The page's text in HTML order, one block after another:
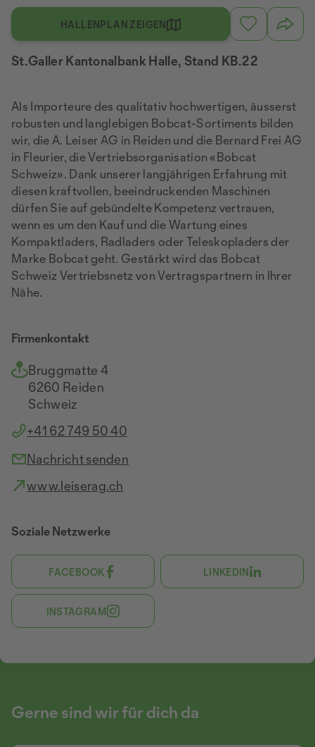
HALLENPLAN ZEIGEN
St.Galler Kantonalbank Halle, Stand KB.22
Als Importeure des qualitativ hochwertigen, äusserst
robusten und langlebigen Bobcat-Sortiments bilden
wir, die A. Leiser AG in Reiden und die Bernard Frei AG
in Fleurier, die Vertriebsorganisation «Bobcat
Schweiz». Dank unserer langjährigen Erfahrung mit
diesen kraftvollen, beeindruckenden Maschinen
dürfen Sie auf gebündelte Kompetenz vertrauen,
wenn es um den Kauf und die Wartung eines
Kompaktladers, Radladers oder Teleskopladers der
Marke Bobcat geht. Gestärkt wird das Bobcat
Schweiz Vertriebsnetz von Vertragspartnern in Ihrer
Nähe.
Firmenkontakt
Bruggmatte 4
6260 Reiden
Schweiz
+41 62 749 50 40
Nachricht senden
www.leiserag.ch
Soziale Netzwerke
FACEBOOK LINKEDIN
INSTAGRAM
Gerne sind wir für dich da